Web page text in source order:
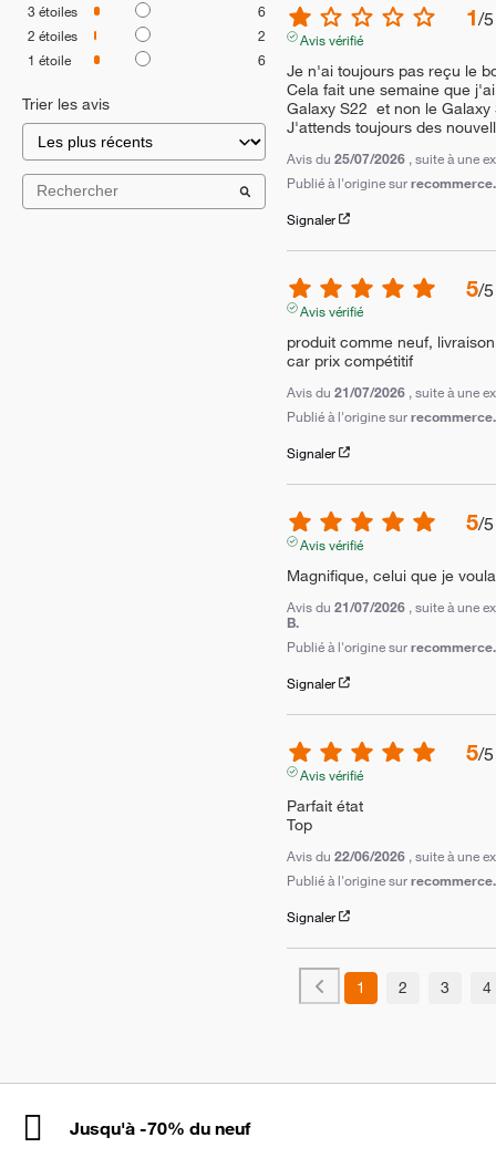
3 étoiles
6
2 étoiles
2
1 étoile 6
Trier les avis
1/5
Avis vérifié
Je n'ai toujours pas reçu le
Cela fait une semaine que
Galaxy S22  et non le Galaxy
J'attends toujours des
Avis du 25/07/2026 , suite à une
Publié à l'origine sur
Signaler
5/5
Avis vérifié
produit comme neuf,
car prix compétitif
Avis du 21/07/2026 , suite à une
Publié à l'origine sur
Signaler
5/5
Avis vérifié
Magnifique, celui que je
Avis du 21/07/2026 , suite à une
B.
Publié à l'origine sur
Signaler
5/5
Avis vérifié
Parfait état
Top
Avis du 22/06/2026 , suite à une
Publié à l'origine sur
Signaler
1 2 3 4
Jusqu'à -70% du neuf